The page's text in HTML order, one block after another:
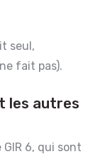
seul,
fait pas).
les autres
GIR 6, qui sont